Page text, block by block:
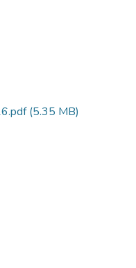
(5.35 MB)